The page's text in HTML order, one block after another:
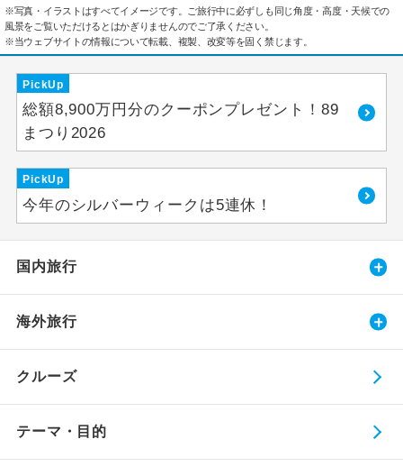
※写真・イラストはすべてイメージです。ご旅行中に必ずしも同じ角度・高度・天候での
風景をご覧いただけるとはかぎりませんのでご了承ください。
※当ウェブサイトの情報について転載、複製、改変等を固く禁じます。
PickUp
総額8,900万円分のクーポンプレゼント！89
まつり2026
PickUp
今年のシルバーウィークは5連休！
国内旅行
海外旅行
クルーズ
テーマ・目的